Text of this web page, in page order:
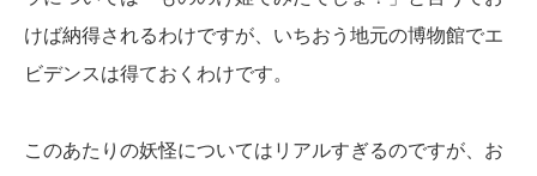
けば納得されるわけですが、いちおう地元の博物館でエ
ビデンスは得ておくわけです。
このあたりの妖怪についてはリアルすぎるのですが、お